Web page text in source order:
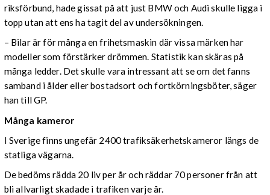
riksförbund, hade gissat på att just BMW och Audi skulle ligga i
topp utan att ens ha tagit del av undersökningen.
– Bilar är för många en frihetsmaskin där vissa märken har
modeller som förstärker drömmen. Statistik kan skäras på
många ledder. Det skulle vara intressant att se om det fanns
samband i ålder eller bostadsort och fortkörningsböter, säger
han till GP.
Många kameror
I Sverige finns ungefär 2400 trafiksäkerhetskameror längs de
statliga vägarna.
De bedöms rädda 20 liv per år och räddar 70 personer från att
bli allvarligt skadade i trafiken varje år.